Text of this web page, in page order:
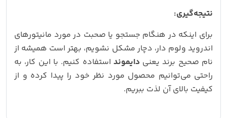
نتیجه‌گیری:
برای اینکه در هنگام جستجو یا صحبت در مورد مانیتورهای
اندروید ولوم دار، دچار مشکل نشویم، بهتر است همیشه از
نام صحیح برند یعنی دایموند استفاده کنیم. با این کار، به
راحتی می‌توانیم محصول مورد نظر خود را پیدا کرده و از
کیفیت بالای آن لذت ببریم.